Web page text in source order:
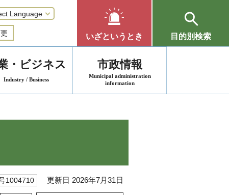
いざというとき 目的別検索
・ビジネス
Industry / Business
市政情報
Municipal administration
information
1004710 更新日 2026年7月31日